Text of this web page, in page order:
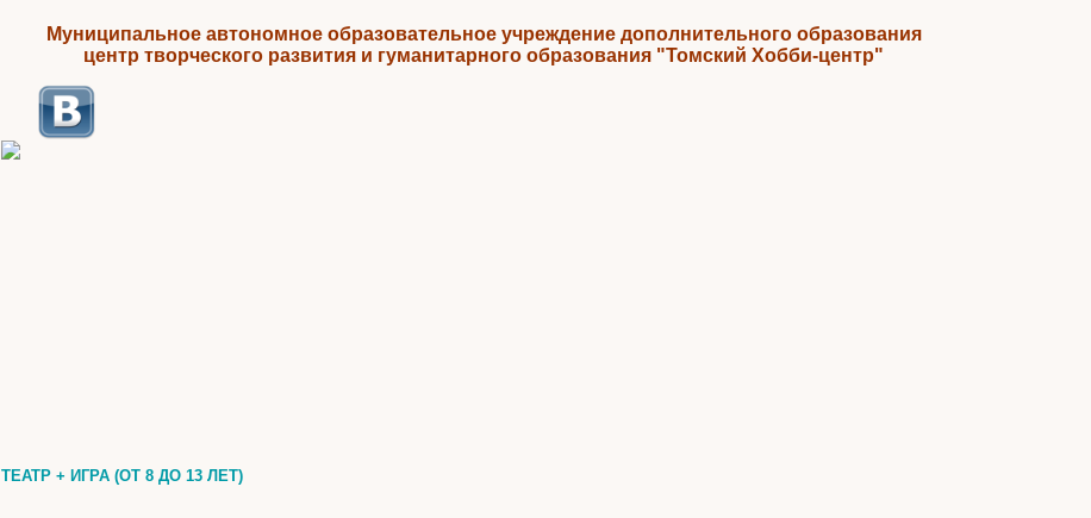
Муниципальное автономное образовательное учреждение дополнительного образования
центр творческого развития и гуманитарного образования "Томский Хобби-центр"
ТЕАТР + ИГРА (ОТ 8 ДО 13 ЛЕТ)